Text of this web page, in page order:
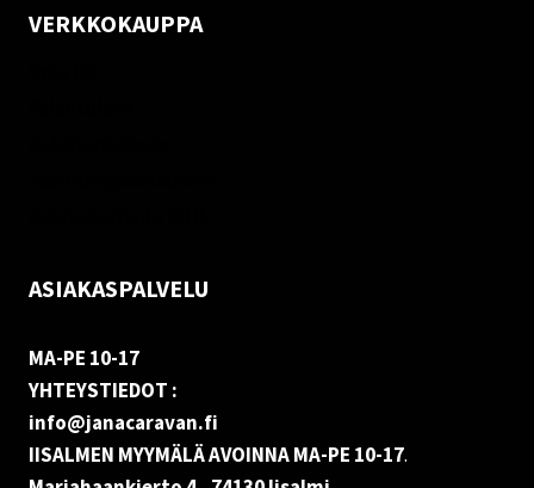
VERKKOKAUPPA
ASIAKASPALVELU
MA-PE 10-17
YHTEYSTIEDOT :
info@janacaravan.fi
IISALMEN MYYMÄLÄ AVOINNA MA-PE 10-17.